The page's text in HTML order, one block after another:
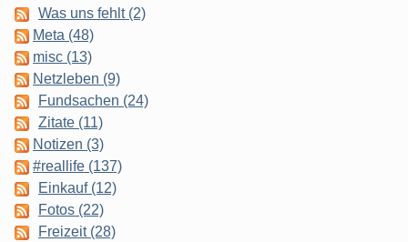
Was uns fehlt (2)
Meta (48)
misc (13)
Netzleben (9)
Fundsachen (24)
Zitate (11)
Notizen (3)
#reallife (137)
Einkauf (12)
Fotos (22)
Freizeit (28)